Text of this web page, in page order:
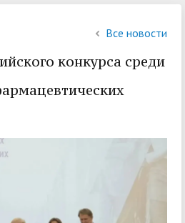
Все новости
конкурса среди